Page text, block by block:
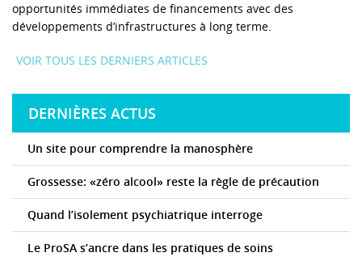
opportunités immédiates de financements avec des
développements d’infrastructures à long terme.
VOIR TOUS LES DERNIERS ARTICLES
DERNIÈRES ACTUS
Un site pour comprendre la manosphère
Grossesse: «zéro alcool» reste la règle de précaution
Quand l’isolement psychiatrique interroge
Le ProSA s’ancre dans les pratiques de soins